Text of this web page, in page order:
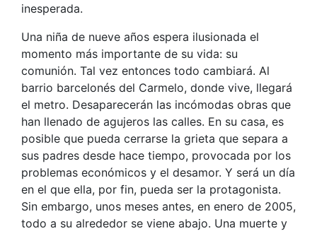
inesperada.
Una niña de nueve años espera ilusionada el
momento más importante de su vida: su
comunión. Tal vez entonces todo cambiará. Al
barrio barcelonés del Carmelo, donde vive, llegará
el metro. Desaparecerán las incómodas obras que
han llenado de agujeros las calles. En su casa, es
posible que pueda cerrarse la grieta que separa a
sus padres desde hace tiempo, provocada por los
problemas económicos y el desamor. Y será un día
en el que ella, por fin, pueda ser la protagonista.
Sin embargo, unos meses antes, en enero de 2005,
todo a su alrededor se viene abajo. Una muerte y